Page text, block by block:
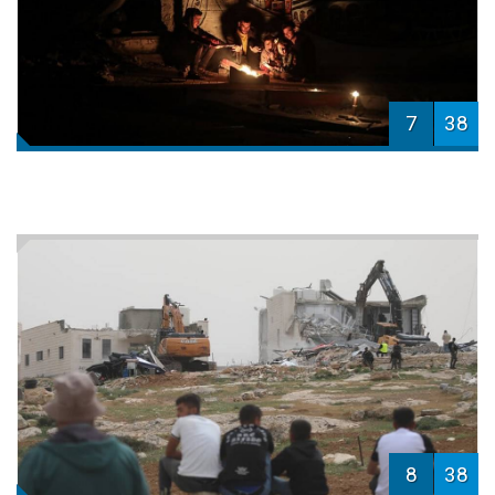
7 38
8 38